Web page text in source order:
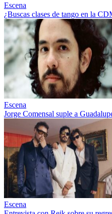
Escena
¿Buscas clases de tango en la
Escena
Jorge Comensal suple a
Escena